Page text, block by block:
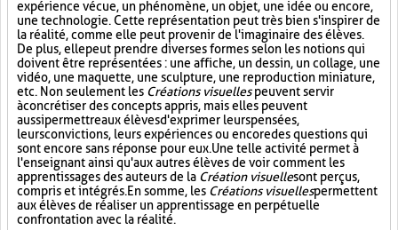
expérience vécue, un phénomène, un objet, une idée ou encore,
une technologie. Cette représentation peut très bien s'inspirer de
la réalité, comme elle peut provenir de l'imaginaire des élèves.
De plus, elle peut prendre diverses formes selon les notions qui
doivent être représentées : une affiche, un dessin, un collage, une
vidéo, une maquette, une sculpture, une reproduction miniature,
etc. Non seulement les Créations visuellespeuvent servir
à concrétiser des concepts appris, mais elles peuvent
aussi permettre aux élèves d'exprimer leurs pensées,
leurs convictions, leurs expériences ou encore des questions qui
sont encore sans réponse pour eux. Une telle activité permet à
l'enseignant ainsi qu'aux autres élèves de voir comment les
apprentissages des auteurs de la Création visuellesont perçus,
compris et intégrés. En somme, les Créations visuellespermettent
aux élèves de réaliser un apprentissage en perpétuelle
confrontation avec la réalité.